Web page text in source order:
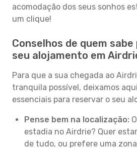
acomodação dos seus sonhos
um clique!
Conselhos de quem
seu alojamento em
Para que a sua chegada ao
tranquila possível, deixamos
essenciais para reservar o seu
Pense bem na localização:
estadia no Airdrie? Quer
de tudo, ou prefere uma